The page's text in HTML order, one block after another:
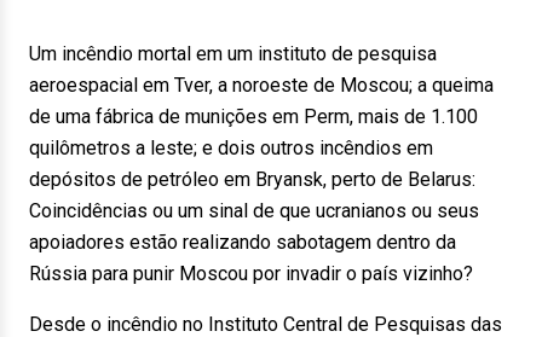
Um incêndio mortal em um instituto de pesquisa
aeroespacial em Tver, a noroeste de Moscou; a queima
de uma fábrica de munições em Perm, mais de 1.100
quilômetros a leste; e dois outros incêndios em
depósitos de petróleo em Bryansk, perto de Belarus:
Coincidências ou um sinal de que ucranianos ou seus
apoiadores estão realizando sabotagem dentro da
Rússia para punir Moscou por invadir o país vizinho?
Desde o incêndio no Instituto Central de Pesquisas das